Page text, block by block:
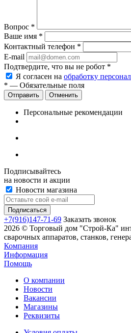
Вопрос *
Ваше имя *
Контактный телефон *
E-mail
Подтвердите, что вы не робот *
Я согласен на обработку
* — Обязательные поля
Отменить
Персональные рекомендации
Подписывайтесь
на новости и акции
Новости магазина
+7(916)147-71-69 Заказать звонок
2026 © Торговый дом "Строй-Ка"
сварочных аппаратов, станков,
Компания
Информация
Помощь
О компании
Новости
Вакансии
Магазины
Реквизиты